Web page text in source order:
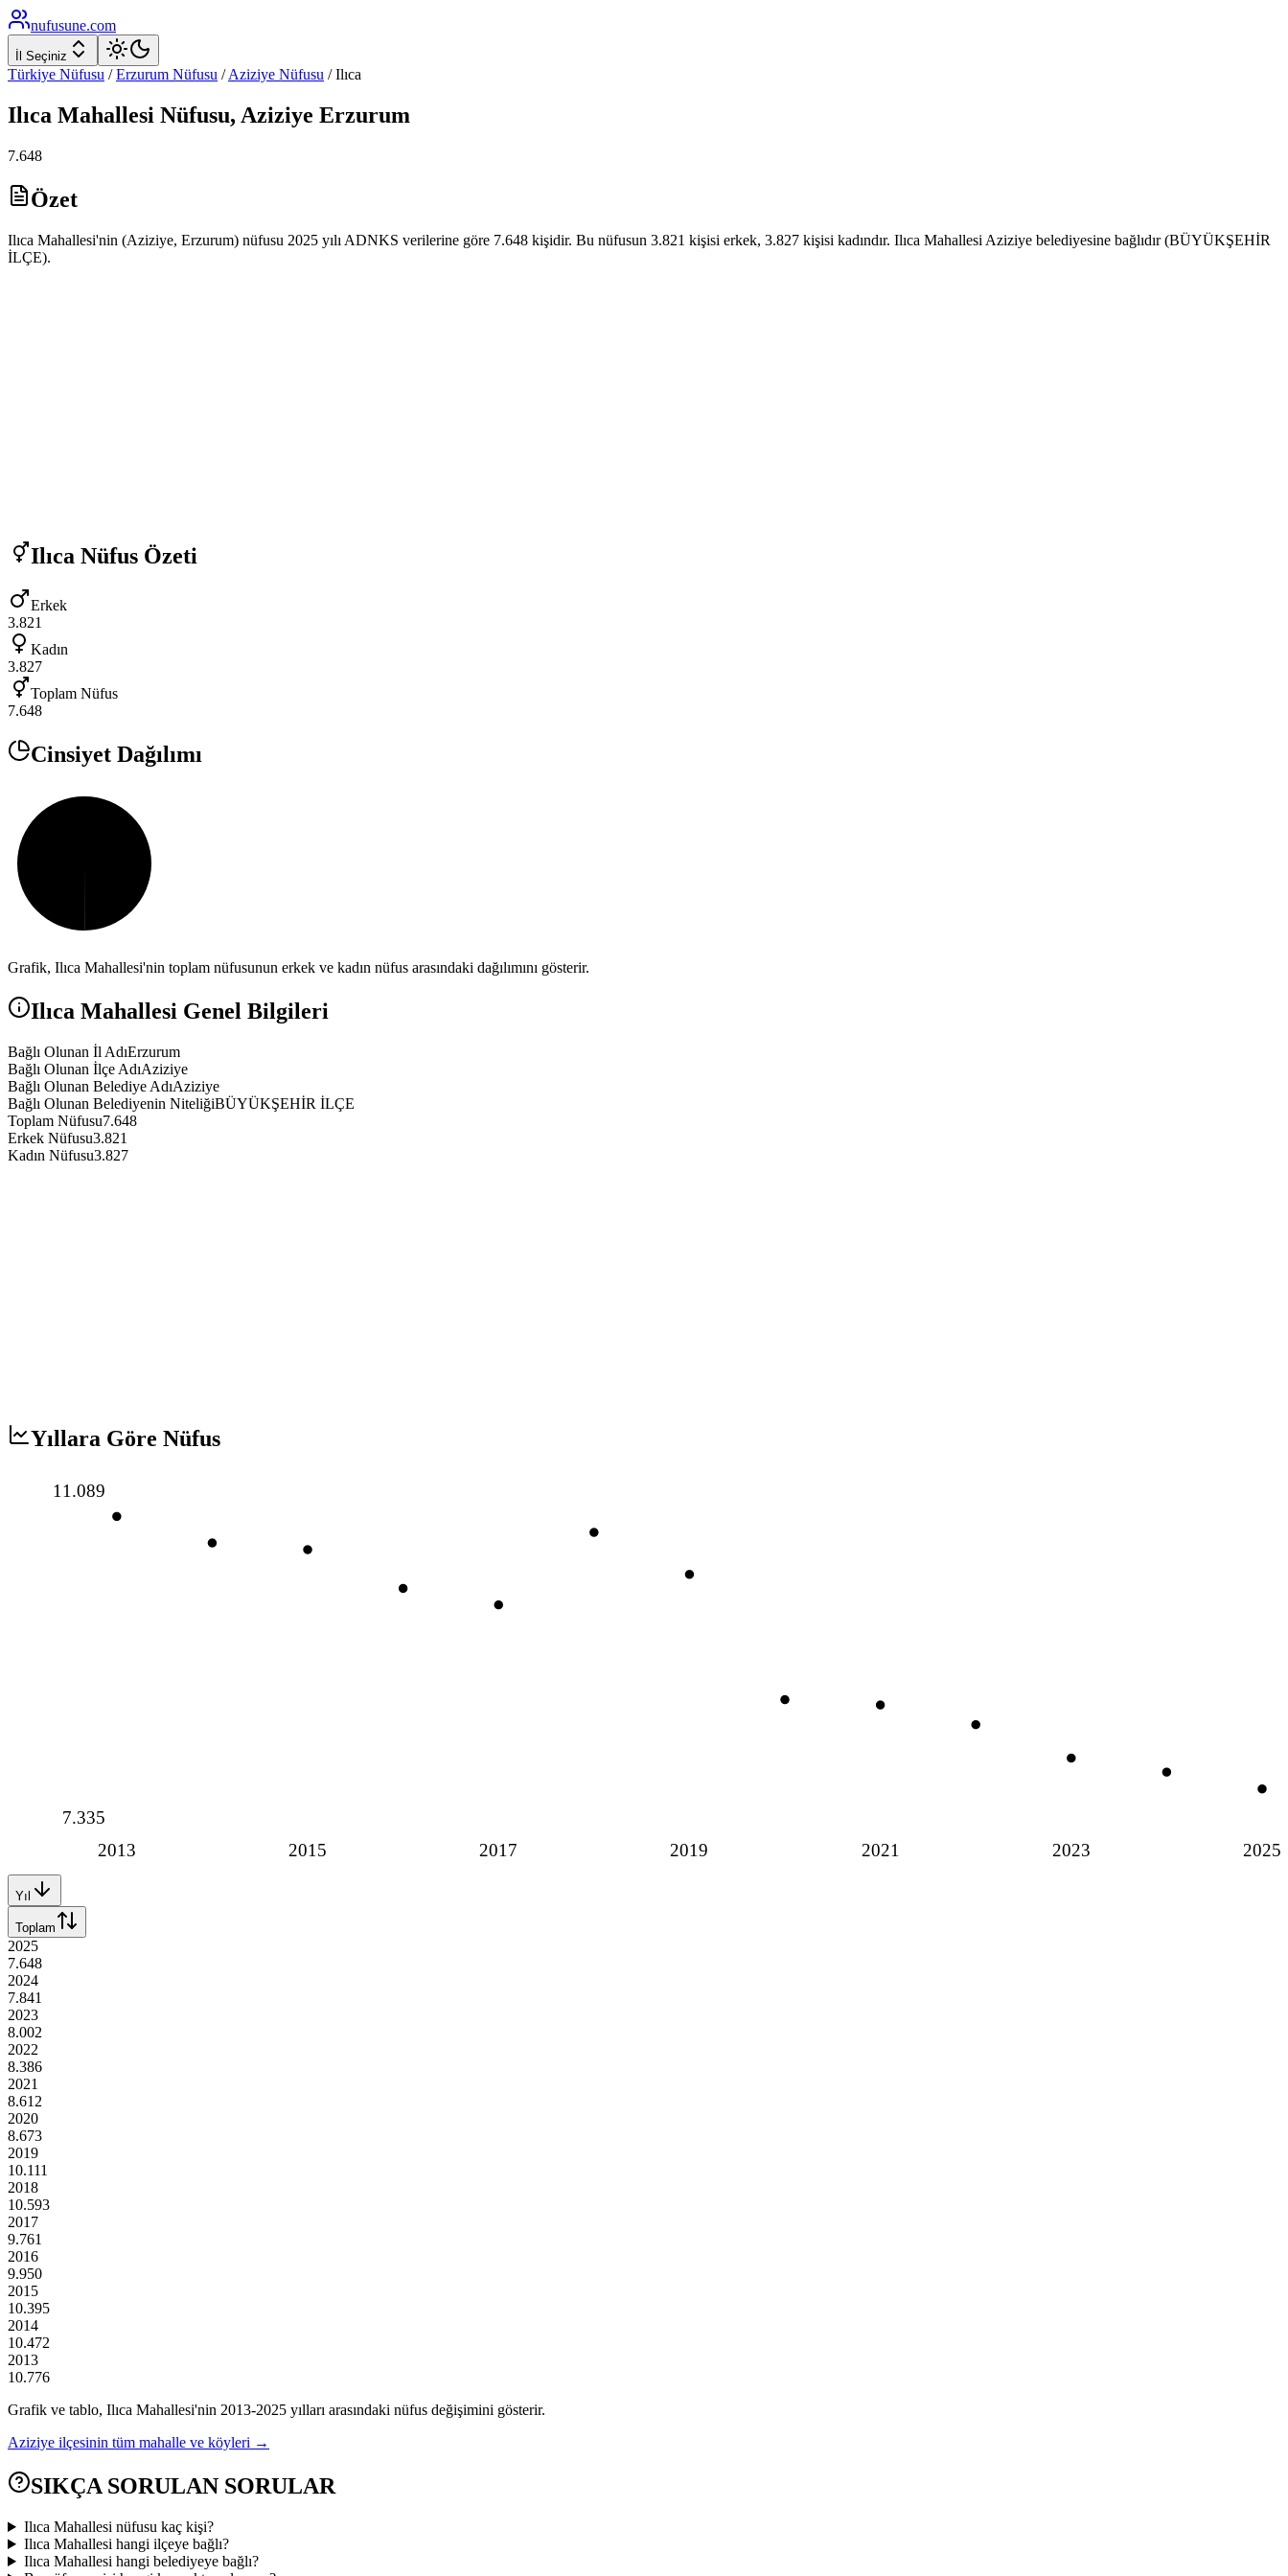
nufusune.com
İl Seçiniz
Türkiye Nüfusu / Erzurum Nüfusu / Aziziye Nüfusu /Ilıca
Ilıca Mahallesi Nüfusu, Aziziye Erzurum
7.648
Özet
Ilıca Mahallesi'nin (Aziziye, Erzurum) nüfusu 2025 yılı ADNKS verilerine göre 7.648 kişidir. Bu nüfusun 3.821 kişisi erkek, 3.827 kişisi kadındır. Ilıca Mahallesi Aziziye belediyesine bağlıdır (BÜYÜKŞEHİR
İLÇE).
Ilıca Nüfus Özeti
Erkek
3.821
Kadın
3.827
Toplam Nüfus
7.648
Cinsiyet Dağılımı
Grafik, Ilıca Mahallesi'nin toplam nüfusunun erkek ve kadın nüfus arasındaki dağılımını gösterir.
Ilıca Mahallesi Genel Bilgileri
Bağlı Olunan İl AdıErzurum
Bağlı Olunan İlçe AdıAziziye
Bağlı Olunan Belediye AdıAziziye
Bağlı Olunan Belediyenin NiteliğiBÜYÜKŞEHİR İLÇE
Toplam Nüfusu7.648
Erkek Nüfusu3.821
Kadın Nüfusu3.827
Yıllara Göre Nüfus
2013 2015 2017 2019 2021 2023 2025
11.089
7.335
Yıl
Toplam
2025
7.648
2024
7.841
2023
8.002
2022
8.386
2021
8.612
2020
8.673
2019
10.111
2018
10.593
2017
9.761
2016
9.950
2015
10.395
2014
10.472
2013
10.776
Grafik ve tablo, Ilıca Mahallesi'nin 2013-2025 yılları arasındaki nüfus değişimini gösterir.
Aziziye ilçesinin tüm mahalle ve köyleri →
SIKÇA SORULAN SORULAR
Ilıca Mahallesi nüfusu kaç kişi?
Ilıca Mahallesi hangi ilçeye bağlı?
Ilıca Mahallesi hangi belediyeye bağlı?